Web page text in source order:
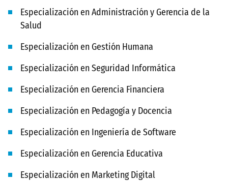
Especialización en Administración y Gerencia de la
Salud
Especialización en Gestión Humana
Especialización en Seguridad Informática
Especialización en Gerencia Financiera
Especialización en Pedagogía y Docencia
Especialización en Ingeniería de Software
Especialización en Gerencia Educativa
Especialización en Marketing Digital